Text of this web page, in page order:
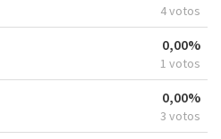
4 votos
0,00%
1 votos
0,00%
3 votos